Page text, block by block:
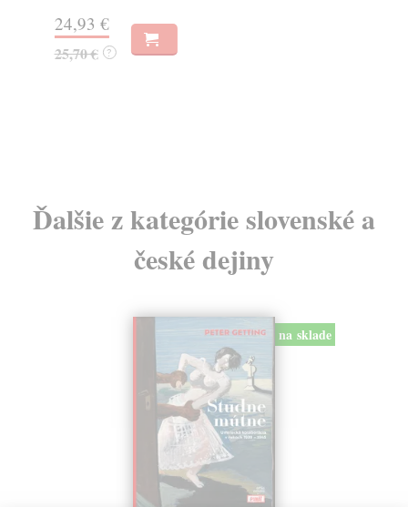
24,93 €
25,70 € ?
Ďalšie z kategórie slovenské a
české dejiny
na sklade